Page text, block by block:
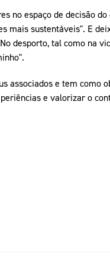
no espaço de decisão do
mais sustentáveis". E
desporto, tal como na
associados e tem como
e valorizar o